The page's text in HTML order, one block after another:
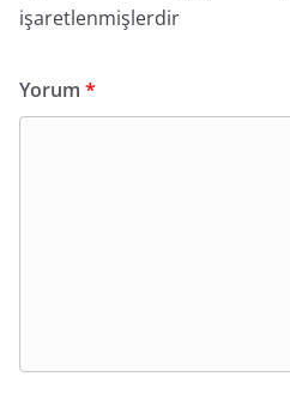
işaretlenmişlerdir
Yorum *